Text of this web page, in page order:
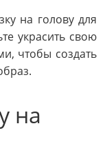
на голову для
украсить свою
чтобы создать
на